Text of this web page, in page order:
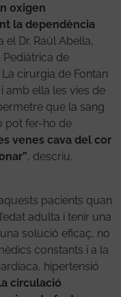
oxigen
la dependència
el Dr. Raúl Abella,
Pediàtrica de
La cirurgia de Fontan
amb ella les vies de
que la sang
pot fer-ho de
venes cava del cor
, descriu.
pacients quan
adulta i tenir una
solució eficaç, no
constants i a la
hipertensió
circulació